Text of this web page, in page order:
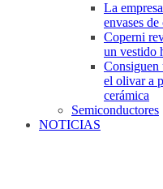
La
envases
Coperni
un vestido
Consiguen
el olivar a
cerámica
Semiconductores
NOTICIAS